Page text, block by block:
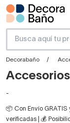
Decorabaño
-
📦 Con Envío GRATIS
verificadas | 💰